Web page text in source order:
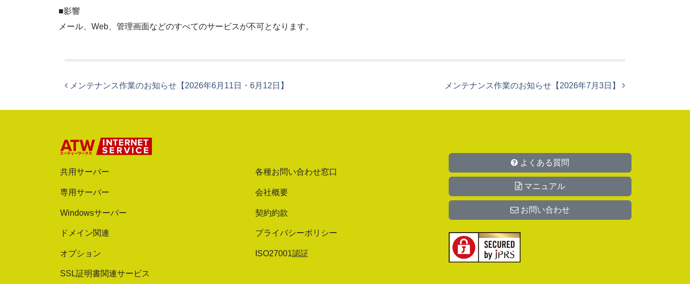
■影響
メール、Web、管理画面などのすべてのサービスが不可となります。
メンテナンス作業のお知らせ【2026年6月11日・6月12日】 メンテナンス作業のお知らせ【2026年7月3日】
共用サーバー
専用サーバー
Windowsサーバー
ドメイン関連
オプション
SSL証明書関連サービス
各種お問い合わせ窓口
会社概要
契約約款
プライバシーポリシー
ISO27001認証
よくある質問
マニュアル
お問い合わせ